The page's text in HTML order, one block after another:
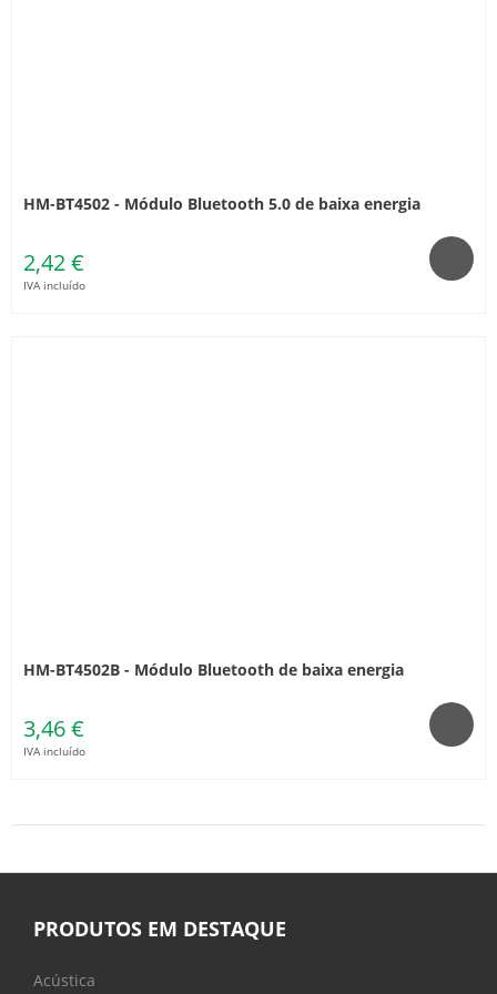
HM-BT4502 - Módulo Bluetooth 5.0 de baixa energia
2,42 €
IVA incluído
HM-BT4502B - Módulo Bluetooth de baixa energia
3,46 €
IVA incluído
PRODUTOS EM DESTAQUE
Acústica